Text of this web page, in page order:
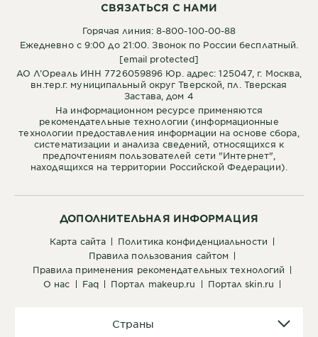
ДОПОЛНИТЕЛЬНАЯ ИНФОРМАЦИЯ
карта сайта
политика конфиденциальности
правила пользования сайтом
правила применения рекомендательных технологий
о нас
faq портал makeup.ru портал skin.ru
Страны
СВЯЗАТЬСЯ С НАМИ
Горячая линия: 8-800-100-00-88
Ежедневно с 9:00 до 21:00. Звонок по России бесплатный.
[email protected]
АО Л’Ореаль ИНН 7726059896 Юр. адрес: 125047, г. Москва,
вн.тер.г. муниципальный округ Тверской, пл. Тверская
Застава, дом 4
На информационном ресурсе применяются
рекомендательные технологии (информационные
технологии предоставления информации на основе сбора,
систематизации и анализа сведений, относящихся к
предпочтениям пользователей сети "Интернет",
находящихся на территории Российской Федерации).